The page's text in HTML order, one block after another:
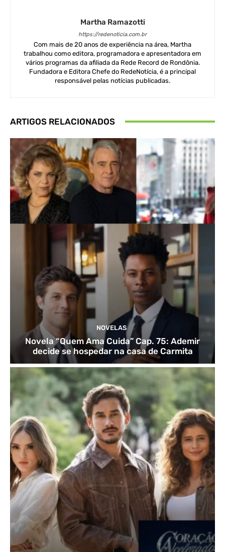
Martha Ramazotti
https://redenoticia.com.br
Com mais de 20 anos de experiência na área, Martha
trabalhou como editora, programadora e apresentadora em
vários programas da afiliada da Rede Record de Rondônia.
Fundadora e Editora Chefe do RedeNotícia, é a principal
responsável pelas notícias publicadas.
ARTIGOS RELACIONADOS
NOVELAS
Novela “Quem Ama Cuida” Cap. 75: Ademir
decide se hospedar na casa de Carmita